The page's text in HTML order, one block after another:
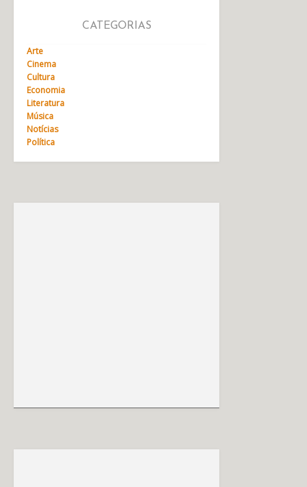
CATEGORIAS
Arte
Cinema
Cultura
Economia
Literatura
Música
Notícias
Política